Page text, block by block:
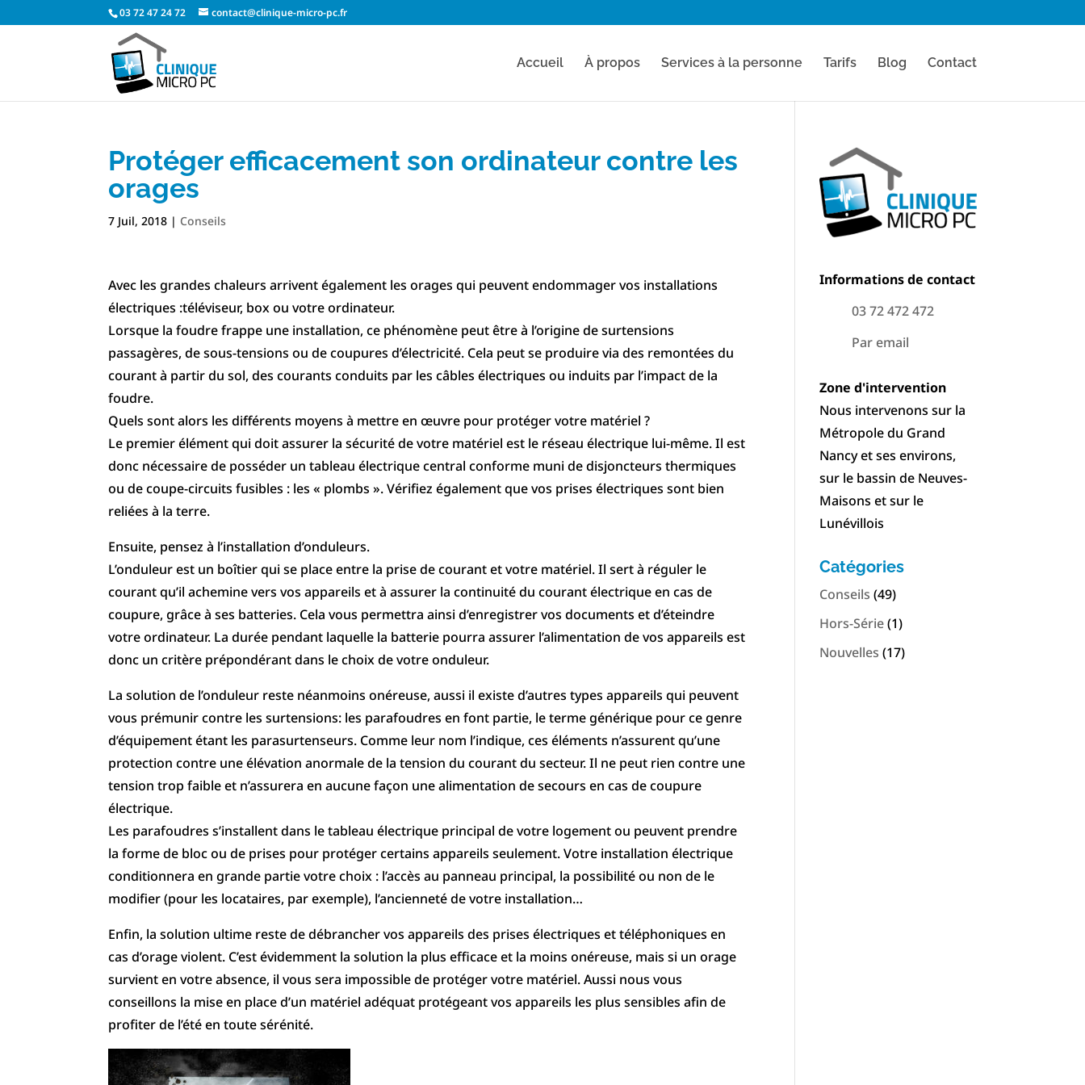
03 72 47 24 72 contact@clinique-micro-pc.fr
Accueil À propos Services à la personne Tarifs Blog Contact
Protéger efficacement son ordinateur contre les
orages
7 Juil, 2018 | Conseils
Avec les grandes chaleurs arrivent également les orages qui peuvent endommager vos installations
électriques :téléviseur, box ou votre ordinateur.
Lorsque la foudre frappe une installation, ce phénomène peut être à l’origine de surtensions
passagères, de sous-tensions ou de coupures d’électricité. Cela peut se produire via des remontées du
courant à partir du sol, des courants conduits par les câbles électriques ou induits par l’impact de la
foudre.
Quels sont alors les différents moyens à mettre en œuvre pour protéger votre matériel ?
Le premier élément qui doit assurer la sécurité de votre matériel est le réseau électrique lui-même. Il est
donc nécessaire de posséder un tableau électrique central conforme muni de disjoncteurs thermiques
ou de coupe-circuits fusibles : les « plombs ». Vérifiez également que vos prises électriques sont bien
reliées à la terre.
Ensuite, pensez à l’installation d’onduleurs.
L’onduleur est un boîtier qui se place entre la prise de courant et votre matériel. Il sert à réguler le
courant qu’il achemine vers vos appareils et à assurer la continuité du courant électrique en cas de
coupure, grâce à ses batteries. Cela vous permettra ainsi d’enregistrer vos documents et d’éteindre
votre ordinateur. La durée pendant laquelle la batterie pourra assurer l’alimentation de vos appareils est
donc un critère prépondérant dans le choix de votre onduleur.
La solution de l’onduleur reste néanmoins onéreuse, aussi il existe d’autres types appareils qui peuvent
vous prémunir contre les surtensions: les parafoudres en font partie, le terme générique pour ce genre
d’équipement étant les parasurtenseurs. Comme leur nom l’indique, ces éléments n’assurent qu’une
protection contre une élévation anormale de la tension du courant du secteur. Il ne peut rien contre une
tension trop faible et n’assurera en aucune façon une alimentation de secours en cas de coupure
électrique.
Les parafoudres s’installent dans le tableau électrique principal de votre logement ou peuvent prendre
la forme de bloc ou de prises pour protéger certains appareils seulement. Votre installation électrique
conditionnera en grande partie votre choix : l’accès au panneau principal, la possibilité ou non de le
modifier (pour les locataires, par exemple), l’ancienneté de votre installation…
Enfin, la solution ultime reste de débrancher vos appareils des prises électriques et téléphoniques en
cas d’orage violent. C’est évidemment la solution la plus efficace et la moins onéreuse, mais si un orage
survient en votre absence, il vous sera impossible de protéger votre matériel. Aussi nous vous
conseillons la mise en place d’un matériel adéquat protégeant vos appareils les plus sensibles afin de
profiter de l’été en toute sérénité.
Informations de contact
03 72 472 472
Par email
Zone d'intervention
Nous intervenons sur la
Métropole du Grand
Nancy et ses environs,
sur le bassin de Neuves-
Maisons et sur le
Lunévillois
Catégories
Conseils (49)
Hors-Série(1)
Nouvelles (17)